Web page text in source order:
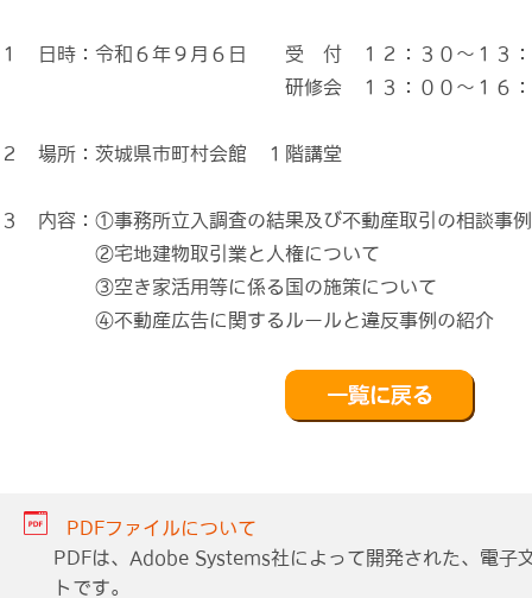
１ 日時：令和６年９月６日 受 付 １２：３０～１３：
研修会 １３：００～１６：
２ 場所：茨城県市町村会館 １階講堂
３ 内容：①事務所立入調査の結果及び不動産取引の相談事
②宅地建物取引業と人権について
③空き家活用等に係る国の施策について
④不動産広告に関するルールと違反事例の紹介
PDFファイルについて
PDFは、Adobe Systems社によって開発された、電子
トです。